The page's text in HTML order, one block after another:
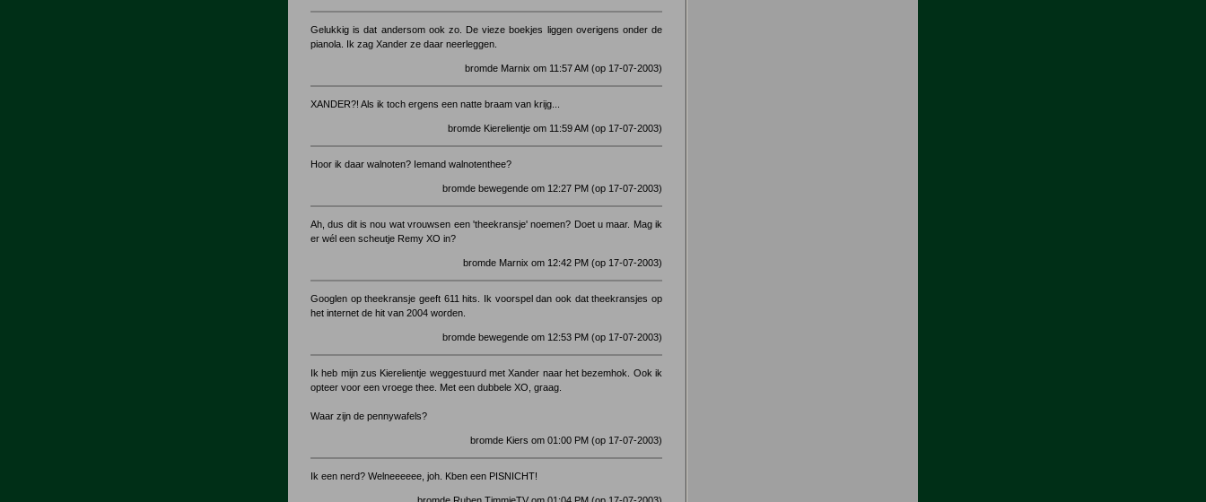
Gelukkig is dat andersom ook zo. De vieze boekjes liggen overigens onder de
pianola. Ik zag Xander ze daar neerleggen.
bromde Marnix om 11:57 AM (op 17-07-2003)
XANDER?! Als ik toch ergens een natte braam van krijg...
bromde Kierelientje om 11:59 AM (op 17-07-2003)
Hoor ik daar walnoten? Iemand walnotenthee?
bromde bewegende om 12:27 PM (op 17-07-2003)
Ah, dus dit is nou wat vrouwsen een 'theekransje' noemen? Doet u maar. Mag ik
er wél een scheutje Remy XO in?
bromde Marnix om 12:42 PM (op 17-07-2003)
Googlen op theekransje geeft 611 hits. Ik voorspel dan ook dat theekransjes op
het internet de hit van 2004 worden.
bromde bewegende om 12:53 PM (op 17-07-2003)
Ik heb mijn zus Kierelientje weggestuurd met Xander naar het bezemhok. Ook ik
opteer voor een vroege thee. Met een dubbele XO, graag.
Waar zijn de pennywafels?
bromde Kiers om 01:00 PM (op 17-07-2003)
Ik een nerd? Welneeeeee, joh. Kben een PISNICHT!